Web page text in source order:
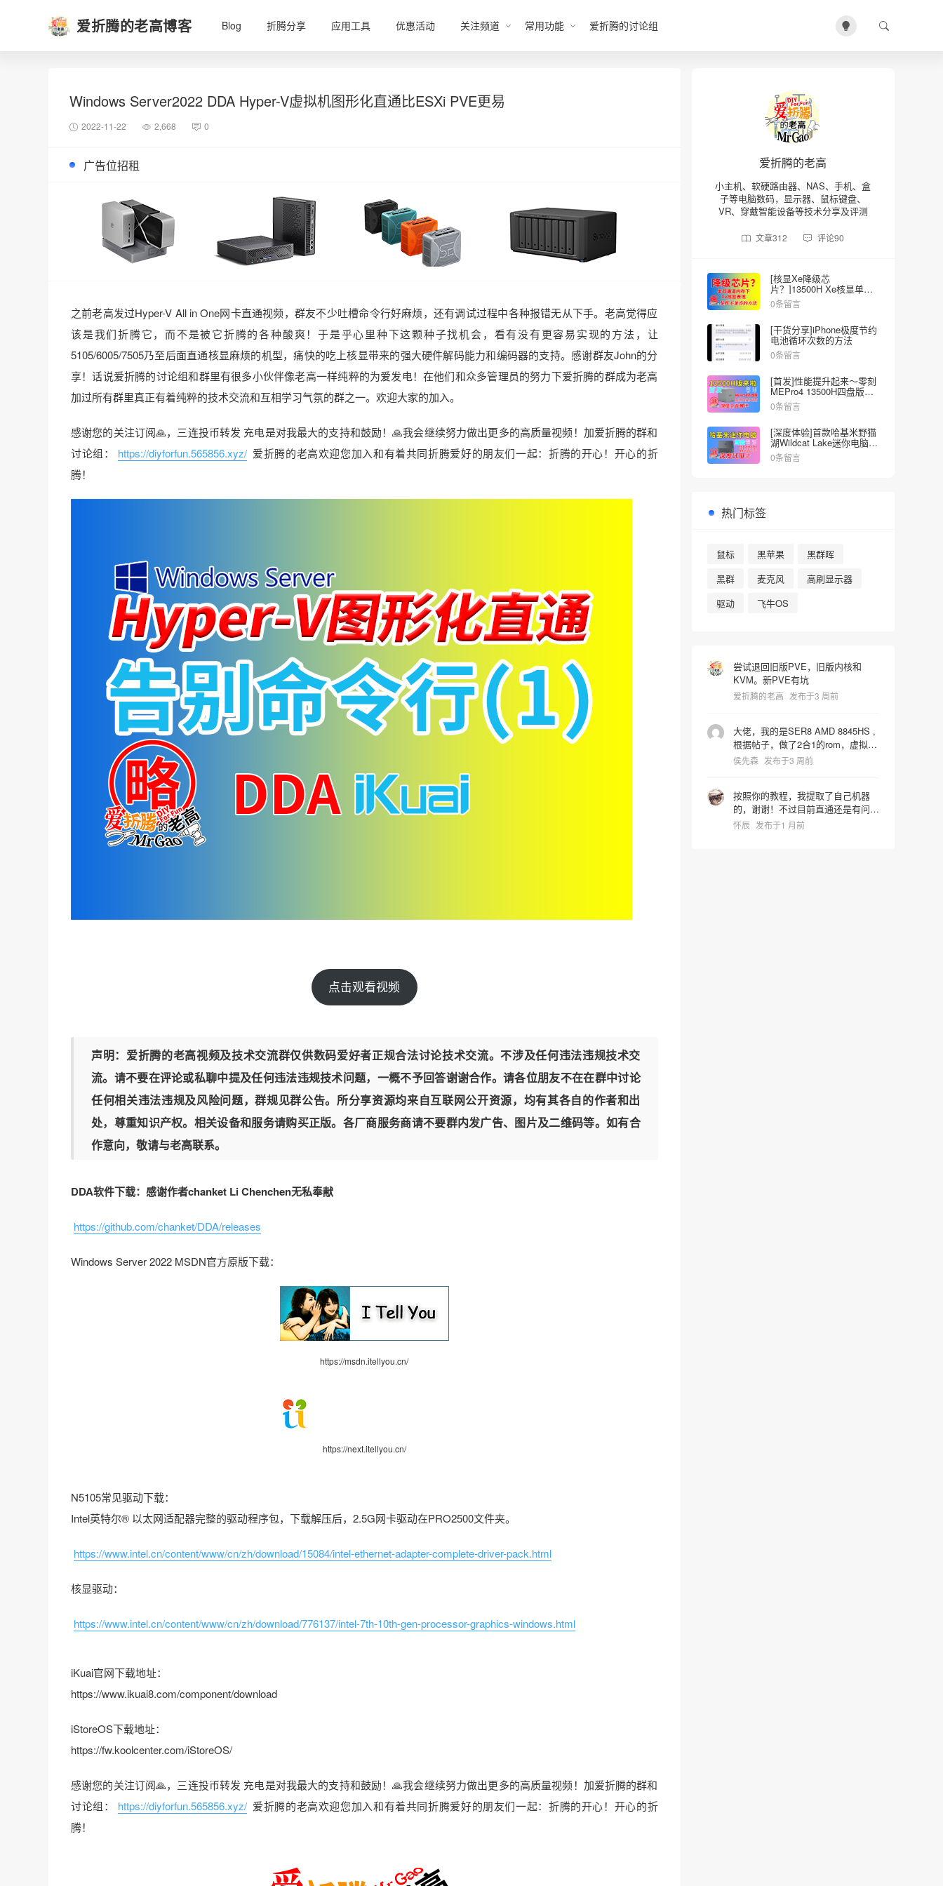
爱折腾的老高博客 Blog 折腾分享 应用工具 优惠活动 关注频道 常用功能 爱折腾的讨论组
Windows Server2022 DDA Hyper-V虚拟机图形化直通比ESXi PVE更易
2022-11-22 2,668 0
广告位招租
之前老高发过Hyper-V All in One网卡直通视频，群友不少吐槽命令行好麻烦，还有调试过程中各种报错无从下手。老高觉得应
该是我们折腾它，而不是被它折腾的各种酸爽！于是乎心里种下这颗种子找机会，看有没有更容易实现的方法，让
5105/6005/7505乃至后面直通核显麻烦的机型，痛快的吃上核显带来的强大硬件解码能力和编码器的支持。感谢群友John的分
享！话说爱折腾的讨论组和群里有很多小伙伴像老高一样纯粹的为爱发电！在他们和众多管理员的努力下爱折腾的群成为老高
加过所有群里真正有着纯粹的技术交流和互相学习气氛的群之一。欢迎大家的加入。
感谢您的关注订阅🙏，三连投币转发 充电是对我最大的支持和鼓励！🙏我会继续努力做出更多的高质量视频！加爱折腾的群和
讨论组：
https://diyforfun.565856.xyz/ 爱折腾的老高欢迎您加入和有着共同折腾爱好的朋友们一起：折腾的开心！开心的折
腾！
点击观看视频
声明：爱折腾的老高视频及技术交流群仅供数码爱好者正规合法讨论技术交流。不涉及任何违法违规技术交
流。请不要在评论或私聊中提及任何违法违规技术问题，一概不予回答谢谢合作。请各位朋友不在在群中讨论
任何相关违法违规及风险问题，群规见群公告。所分享资源均来自互联网公开资源，均有其各自的作者和出
处，尊重知识产权。相关设备和服务请购买正版。各厂商服务商请不要群内发广告、图片及二维码等。如有合
作意向，敬请与老高联系。
DDA软件下载：感谢作者chanket Li Chenchen无私奉献
https://github.com/chanket/DDA/releases
Windows Server 2022 MSDN官方原版下载：
https://msdn.itellyou.cn/
https://next.itellyou.cn/
N5105常见驱动下载：
Intel英特尔® 以太网适配器完整的驱动程序包，下载解压后，2.5G网卡驱动在PRO2500文件夹。
https://www.intel.cn/content/www/cn/zh/download/15084/intel-ethernet-adapter-complete-driver-pack.html
核显驱动：
https://www.intel.cn/content/www/cn/zh/download/776137/intel-7th-10th-gen-processor-graphics-windows.html
iKuai官网下载地址：
https://www.ikuai8.com/component/download
iStoreOS下载地址：
https://fw.koolcenter.com/iStoreOS/
感谢您的关注订阅🙏，三连投币转发 充电是对我最大的支持和鼓励！🙏我会继续努力做出更多的高质量视频！加爱折腾的群和
讨论组：
https://diyforfun.565856.xyz/ 爱折腾的老高欢迎您加入和有着共同折腾爱好的朋友们一起：折腾的开心！开心的折
腾！
爱折腾的老高
小主机、软硬路由器、NAS、手机、盒
子等电脑数码，显示器、鼠标键盘、
VR、穿戴智能设备等技术分享及评测
文章312 评论90
[核显Xe降级芯
片？]13500H Xe核显单双
内存的差异
0条留言
[干货分享]iPhone极度节约
电池循环次数的方法
0条留言
[首发]性能提升起来～零刻
MEPro4 13500H四盘版
NAS深度全面测试
0条留言
[深度体验]首款哈基米野猫
湖Wildcat Lake迷你电脑来
啦～零刻EQI Core3-304
0条留言
热门标签
鼠标 黑苹果
黑群晖
黑群
麦克风
高刷显示器
驱动
飞牛OS
尝试退回旧版PVE，旧版内核和
KVM。新PVE有坑
爱折腾的老高 发布于3 周前
大佬，我的是SER8 AMD 8845HS ,
根据帖子，做了2合1的rom，虚拟机
启动识别镜像时屏幕就卡死了，宿主
0000:65:00.0,pcie=1,x-
vga=1,romfile=8845HS_vbios.rom
hostpci1: 0000:65:00.1 vga: none
侯先森 发布于3 周前
按照你的教程，我提取了自己机器
的，谢谢！不过目前直通还是有问
题，进系统后核显报43代码错误。
怀辰 发布于1 月前